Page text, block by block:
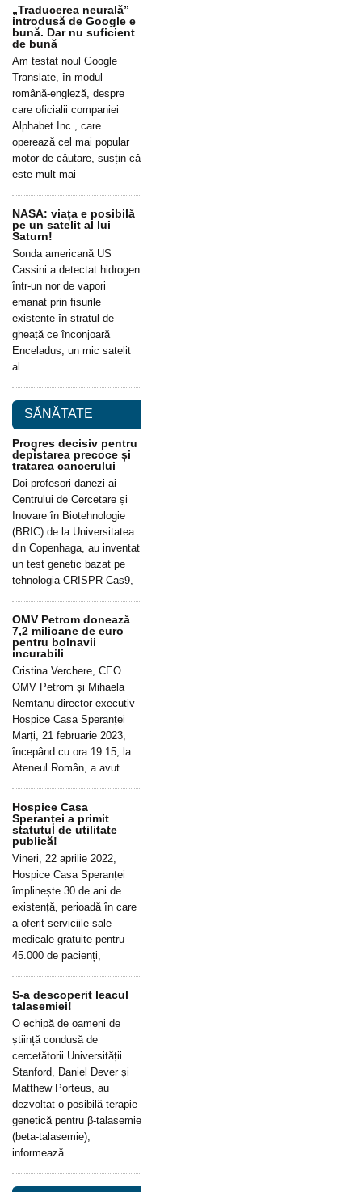
„Traducerea neurală”
introdusă de Google e
bună. Dar nu suficient
de bună
Am testat noul Google
Translate, în modul
română-engleză, despre
care oficialii companiei
Alphabet Inc., care
operează cel mai popular
motor de căutare, susțin că
este mult mai
NASA: viața e posibilă
pe un satelit al lui
Saturn!
Sonda americană US
Cassini a detectat hidrogen
într-un nor de vapori
emanat prin fisurile
existente în stratul de
gheață ce înconjoară
Enceladus, un mic satelit
al
SĂNĂTATE
Progres decisiv pentru
depistarea precoce și
tratarea cancerului
Doi profesori danezi ai
Centrului de Cercetare și
Inovare în Biotehnologie
(BRIC) de la Universitatea
din Copenhaga, au inventat
un test genetic bazat pe
tehnologia CRISPR-Cas9,
OMV Petrom donează
7,2 milioane de euro
pentru bolnavii
incurabili
Cristina Verchere, CEO
OMV Petrom și Mihaela
Nemțanu director executiv
Hospice Casa Speranței
Marți, 21 februarie 2023,
începând cu ora 19.15, la
Ateneul Român, a avut
Hospice Casa
Speranței a primit
statutul de utilitate
publică!
Vineri, 22 aprilie 2022,
Hospice Casa Speranței
împlinește 30 de ani de
existență, perioadă în care
a oferit serviciile sale
medicale gratuite pentru
45.000 de pacienți,
S-a descoperit leacul
talasemiei!
O echipă de oameni de
știință condusă de
cercetătorii Universității
Stanford, Daniel Dever și
Matthew Porteus, au
dezvoltat o posibilă terapie
genetică pentru β-talasemie
(beta-talasemie),
informează